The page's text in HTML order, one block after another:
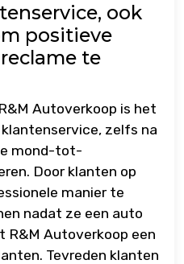
ook
positieve
te
Autoverkoop is het
zelfs na
mond-tot-
Door klanten op
manier te
nadat ze een auto
R&M Autoverkoop een
Tevreden klanten